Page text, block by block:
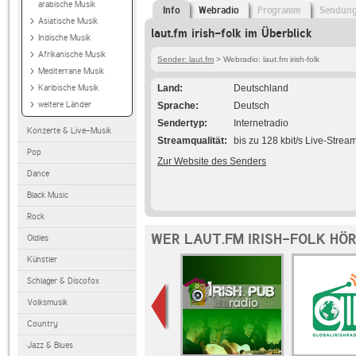
arabische Musik
Asiatische Musik
Indische Musik
Afrikanische Musik
Mediterrane Musik
Karibische Musik
weitere Länder
Konzerte & Live-Musik
Pop
Dance
Black Music
Rock
Oldies
Künstler
Schlager & Discofox
Volksmusik
Country
Jazz & Blues
Info Webradio Programm
laut.fm irish-folk im Überblick
Sender: laut.fm > Webradio: laut.fm irish-folk
Land
Deutschland
Sprache
Deutsch
Sendertyp
Internetradio
Streamqualität
bis zu 128 kbit/s Live-
Zur Website des Senders
WER LAUT.FM IRISH-FOLK